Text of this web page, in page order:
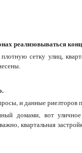
реализовываться
сетку улиц,
и данные риелторов
домами, вот
квартальная